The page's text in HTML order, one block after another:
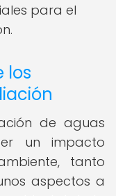
para el
los
de aguas
un impacto
tanto
aspectos a